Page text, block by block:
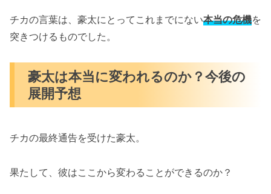
チカの言葉は、豪太にとってこれまでにない本当の危機を
突きつけるものでした。
豪太は本当に変われるのか？今後の
展開予想
チカの最終通告を受けた豪太。
果たして、彼はここから変わることができるのか？